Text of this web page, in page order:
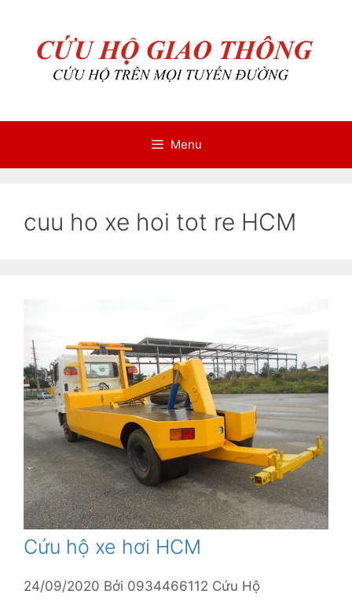
Menu
cuu ho xe hoi tot re HCM
Cứu hộ xe hơi HCM
24/09/2020 Bởi 0934466112 Cứu Hộ